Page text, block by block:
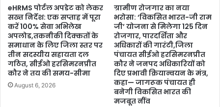
eHRMS पोर्टल अपडेट को लेकर
सख्त निर्देश: एक सप्ताह में पूरा
करें 100% सेवा अभिलेख
अपलोड,तकनीकी दिक्कतों के
समाधान के लिए जिला स्तर पर
तीन सदस्यीय सहायता दल
गठित, सीईओ हरसिमरनप्रीत
कौर ने तय की समय-सीमा
August 6, 2026
ग्रामीण रोजगार का नया
भरोसा: ‘विकसित भारत-जी राम
जी’ योजना से मिलेगा 125 दिन
रोजगार, पारदर्शिता और
अधिकारों की गारंटी,जिला
पंचायत सीईओ हरसिमरनप्रीत
कौर ने जनपद अधिकारियों को
दिए प्रभावी क्रियान्वयन के मंत्र,
कहा— जागरूक पंचायत ही
बनेगी विकसित भारत की
मजबूत नींव